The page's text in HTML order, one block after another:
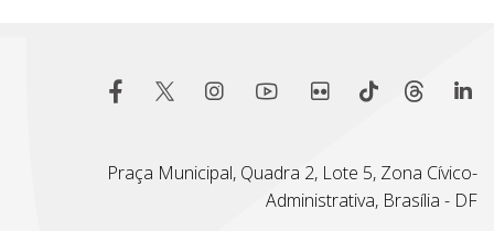
Praça Municipal, Quadra 2, Lote 5, Zona Cívico-
Administrativa, Brasília - DF